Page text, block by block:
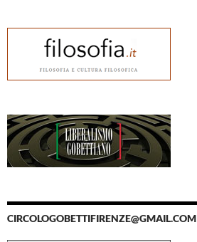
CIRCOLOGOBETTIFIRENZE@GMAIL.COM